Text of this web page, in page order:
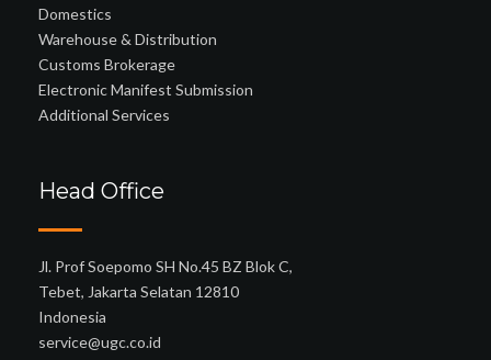
Domestics
Warehouse & Distribution
Customs Brokerage
Electronic Manifest Submission
Additional Services
Head Office
Jl. Prof Soepomo SH No.45 BZ Blok C,
Tebet, Jakarta Selatan 12810
Indonesia
service@ugc.co.id